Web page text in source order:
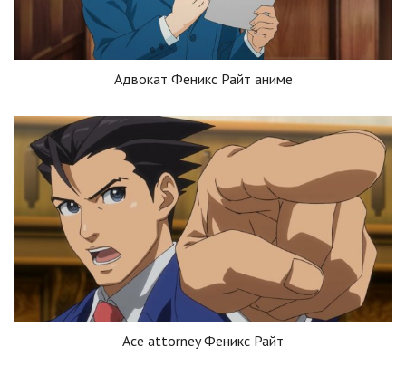
Адвокат Феникс Райт аниме
Ace attorney Феникс Райт